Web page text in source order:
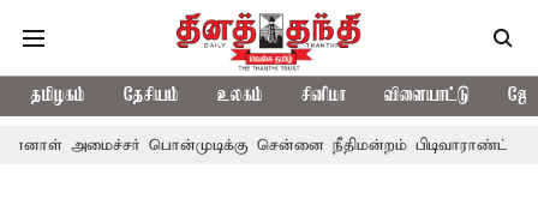
தமிழகம் தேசியம் உலகம் சினிமா விளையாட்டு
அமைச்சர் பொன்முடிக்கு சென்னை நீதிமன்றம் பிடிவாராண்ட்